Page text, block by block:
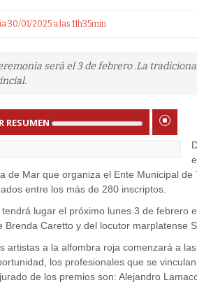
30/01/2025 a las 11h35min
será el 3 de febrero .La
RESUMEN
de Mar que organiza el Ente Municipal
entre los más de 280 inscriptos.
lugar el próximo lunes 3 de febrero
Brenda Caretto y del locutor marplatense
artistas a la alfombra roja comenzará a
los profesionales que se
de los premios son: Alejandro